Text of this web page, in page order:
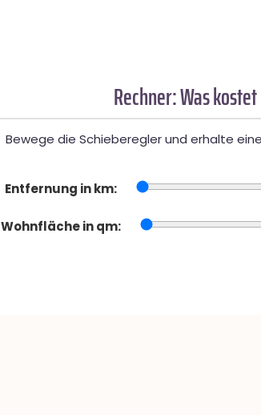
Rechner: Was
Bewege die Schieberegler und erhalte
Entfernung in km:
Wohnfläche in qm: